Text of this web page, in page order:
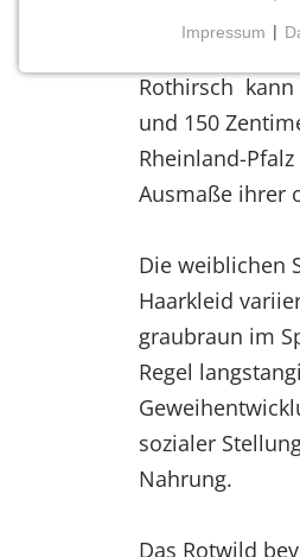
Das Rotwild
Rothirsch kann
und 150
Rheinland-
Ausmaße ihrer
Die weiblichen
Haarkleid
graubraun im
Regel
sozialer
Nahrung.
Das Rotwild
Notwendige Cookies
Funktionen und sind für
Einverständnis-Cookie
cookie_consent
Dieser Cookie speichert die
ausgewählten
Impressum |